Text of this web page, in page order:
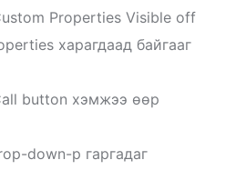
Properties Visible off
харагдаад байгааг
button хэмжээ өөр
down-р гаргадаг